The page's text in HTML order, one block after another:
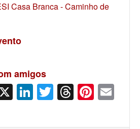
Casa Branca - Caminho de
amigos
X LinkedIn
Twitter
Threads